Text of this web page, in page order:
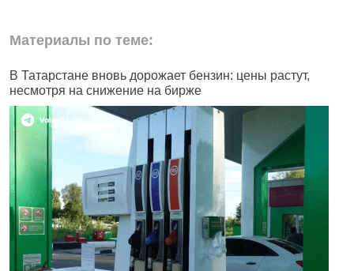
Материалы по теме:
В Татарстане вновь дорожает бензин: цены растут,
несмотря на снижение на бирже